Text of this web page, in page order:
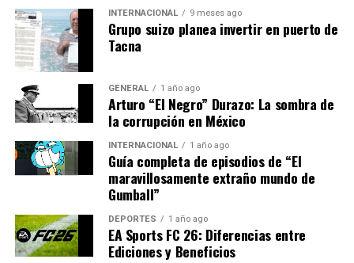
las tecnologías verdes podrían generar más de 10
millones de empleos en los próximos cinco años.
En conclusión, la tecnología no solo está redefiniendo la
forma en que vivimos y trabajamos, sino que también
está impulsando el crecimiento económico de manera
significativa. Las naciones que abracen esta
transformación estarán mejor posicionadas para
prosperar en el futuro.
Como dijo el experto en tecnología, Carlos Gómez,
“Estamos en la cúspide de una nueva era económica,
donde la innovación y la sostenibilidad serán los pilares
INTERNACIONAL 9 meses ago
Grupo suizo planea invertir en puerto de
Tacna
GENERAL 1 año ago
Arturo “El Negro” Durazo: La sombra de
la corrupción en México
INTERNACIONAL 1 año ago
Guía completa de episodios de “El
maravillosamente extraño mundo de
Gumball”
DEPORTES 1 año ago
EA Sports FC 26: Diferencias entre
Ediciones y Beneficios